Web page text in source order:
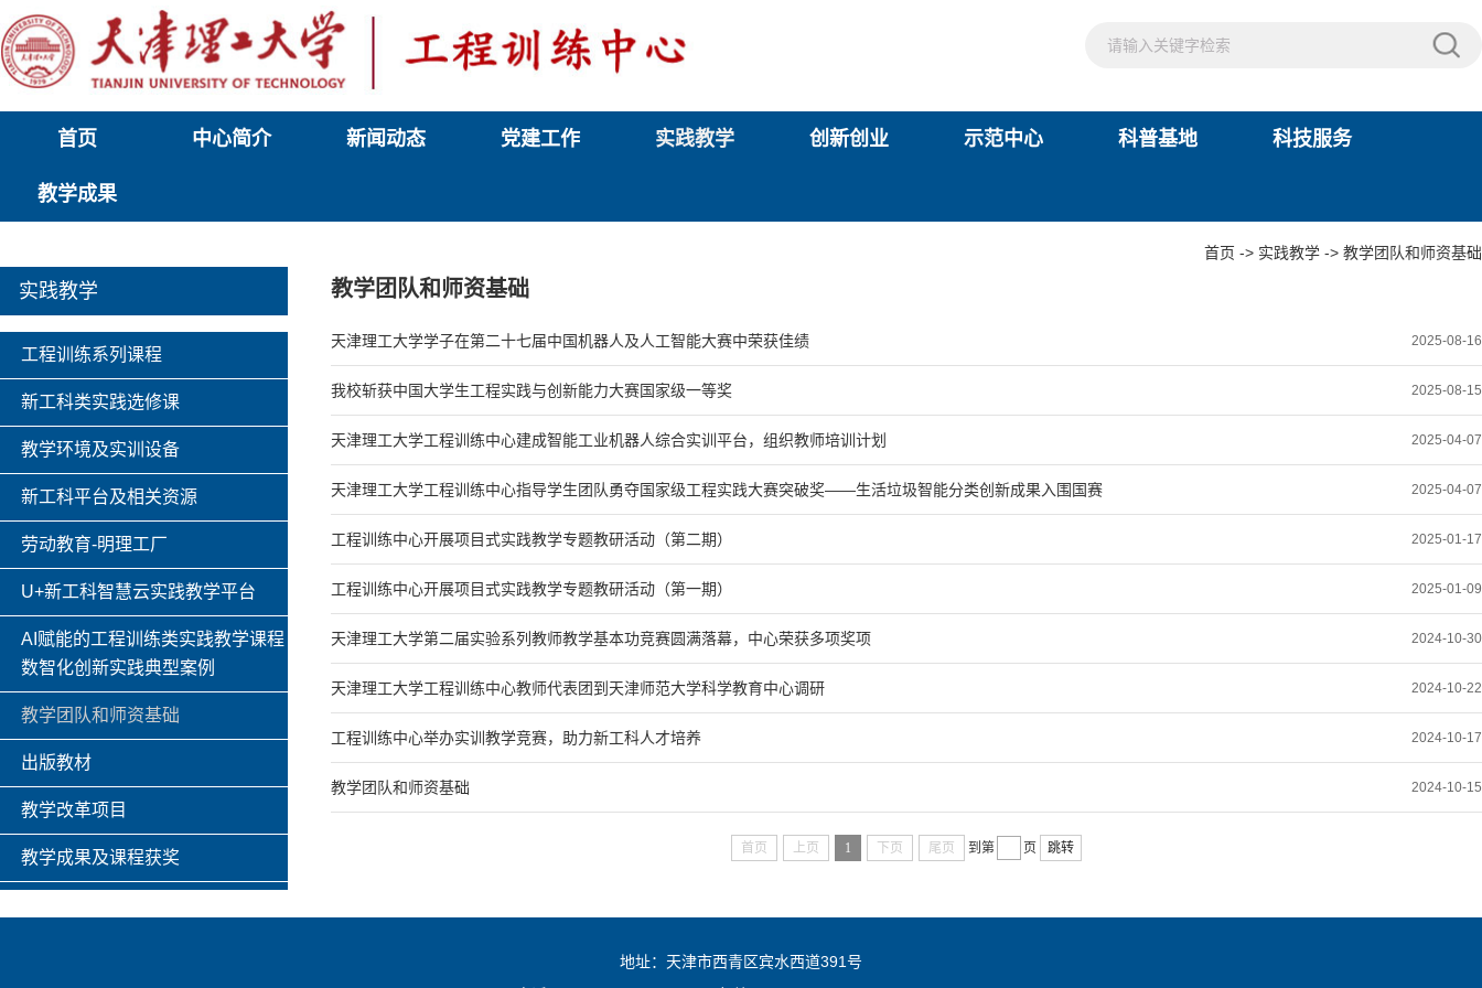
首页 中心简介 新闻动态 党建工作 实践教学 创新创业 示范中心 科普基地 科技服务
教学成果
首页 -> 实践教学 -> 教学团队和师资基础
教学团队和师资基础
天津理工大学学子在第二十七届中国机器人及人工智能大赛中荣获佳绩 2025-08-16
我校斩获中国大学生工程实践与创新能力大赛国家级一等奖 2025-08-15
天津理工大学工程训练中心建成智能工业机器人综合实训平台，组织教师培训计划 2025-04-07
天津理工大学工程训练中心指导学生团队勇夺国家级工程实践大赛突破奖——生活垃圾智能分类创新成果入围国赛 2025-04-07
工程训练中心开展项目式实践教学专题教研活动（第二期） 2025-01-17
工程训练中心开展项目式实践教学专题教研活动（第一期） 2025-01-09
天津理工大学第二届实验系列教师教学基本功竞赛圆满落幕，中心荣获多项奖项 2024-10-30
天津理工大学工程训练中心教师代表团到天津师范大学科学教育中心调研 2024-10-22
工程训练中心举办实训教学竞赛，助力新工科人才培养 2024-10-17
教学团队和师资基础 2024-10-15
首页 上页 1 下页 尾页 到第 页 跳转
实践教学
工程训练系列课程
新工科类实践选修课
教学环境及实训设备
新工科平台及相关资源
劳动教育-明理工厂
U+新工科智慧云实践教学平台
AI赋能的工程训练类实践教学课程
数智化创新实践典型案例
教学团队和师资基础
出版教材
教学改革项目
教学成果及课程获奖
地址：天津市西青区宾水西道391号